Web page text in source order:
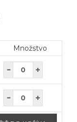
Množstvo